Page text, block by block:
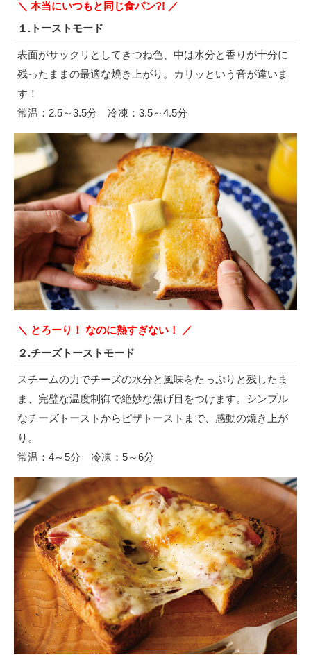
＼ 本当にいつもと同じ食パン?! ／
１.トーストモード
表面がサックリとしてきつね色、中は水分と香りが十分に
残ったままの最適な焼き上がり。カリッという音が違いま
す！
常温：2.5～3.5分 冷凍：3.5～4.5分
＼ とろーり！ なのに熱すぎない！ ／
２.チーズトーストモード
スチームの力でチーズの水分と風味をたっぷりと残したま
ま、完璧な温度制御で絶妙な焦げ目をつけます。シンプル
なチーズトーストからピザトーストまで、感動の焼き上が
り。
常温：4～5分 冷凍：5～6分